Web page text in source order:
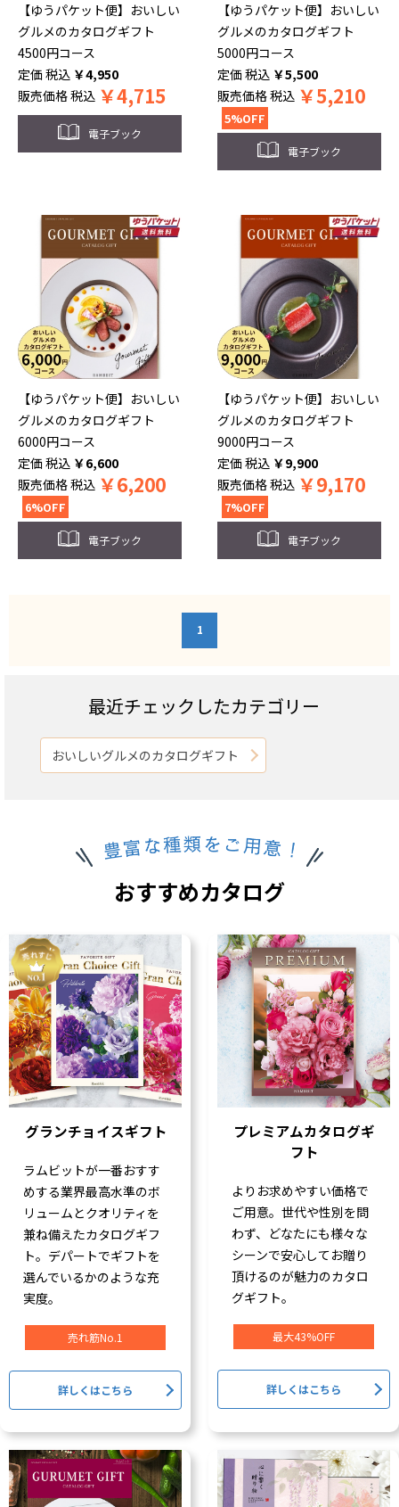
【ゆうパケット便】おいしい
グルメのカタログギフト
4500円コース
税込 ￥4,950
販売価格税込 ￥4,715
電子ブック
【ゆうパケット便】おいしい
グルメのカタログギフト
5000円コース
税込 ￥5,500
販売価格税込 ￥5,210
5%OFF
電子ブック
【ゆうパケット便】おいしい
グルメのカタログギフト
6000円コース
税込 ￥6,600
販売価格税込 ￥6,200
6%OFF
電子ブック
【ゆうパケット便】おいしい
グルメのカタログギフト
9000円コース
税込 ￥9,900
販売価格税込 ￥9,170
7%OFF
電子ブック
1
最近チェックしたカテゴリー
おいしいグルメのカタログギフト
おすすめカタログ
グランチョイスギフト
ラムビットが一番おすす
めする業界最高水準のボ
リュームとクオリティを
兼ね備えたカタログギフ
ト。デパートでギフトを
選んでいるかのような充
実度。
売れ筋No.1
詳しくはこちら
プレミアムカタログギ
フト
よりお求めやすい価格で
ご用意。世代や性別を問
わず、どなたにも様々な
シーンで安心してお贈り
頂けるのが魅力のカタロ
グギフト。
最大43%OFF
詳しくはこちら